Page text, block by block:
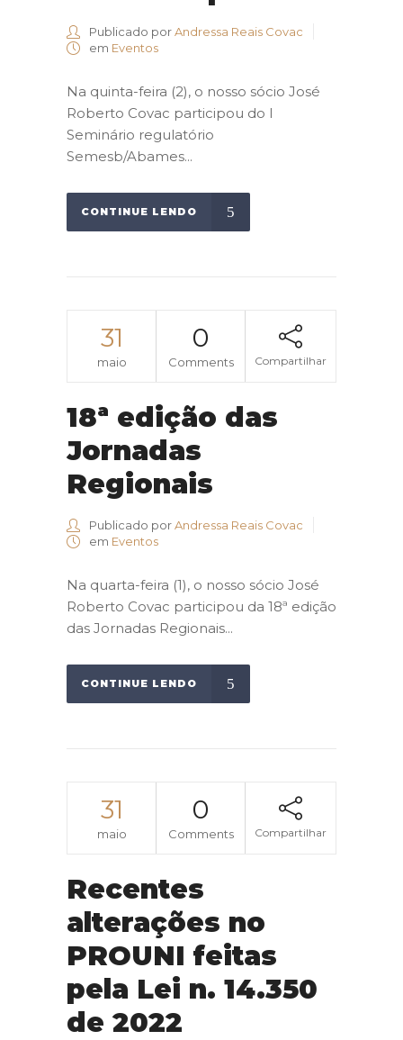
Publicado porAndressa Reais Covac
em Eventos
Na quinta-feira (2), o nosso sócio José
Roberto Covac participou do I
Seminário regulatório
Semesb/Abames...
CONTINUE LENDO
31
maio
0
Comments Compartilhar
18ª edição das
Jornadas
Regionais
Publicado porAndressa Reais Covac
em Eventos
Na quarta-feira (1), o nosso sócio José
Roberto Covac participou da 18ª edição
das Jornadas Regionais...
CONTINUE LENDO
31
maio
0
Comments Compartilhar
Recentes
alterações no
PROUNI feitas
pela Lei n. 14.350
de 2022